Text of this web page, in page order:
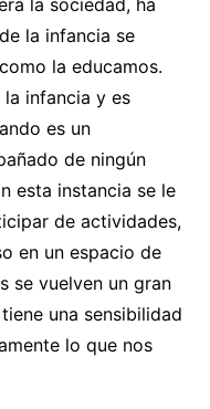
la sociedad, ha
la infancia se
la educamos.
infancia y es
es un
de ningún
esta instancia se le
de actividades,
en un espacio de
se vuelven un gran
una sensibilidad
lo que nos